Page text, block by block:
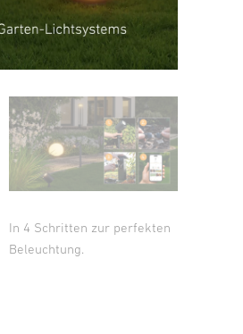
In 4 Schritten zur perfekten
Beleuchtung.